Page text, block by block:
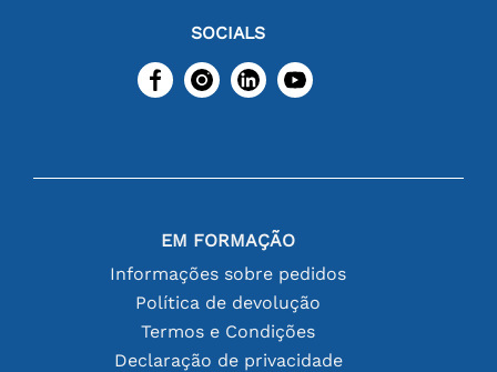
SOCIALS
EM FORMAÇÃO
Informações sobre pedidos
Política de devolução
Termos e Condições
Declaração de privacidade